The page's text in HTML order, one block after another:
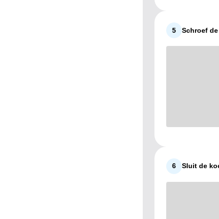
5 Schroef
6 Sluit de